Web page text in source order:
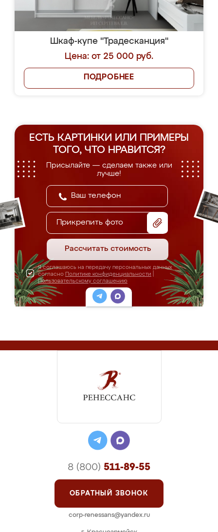
Шкаф-купе "Традесканция"
Цена: от 25 000 руб.
ПОДРОБНЕЕ
ЕСТЬ КАРТИНКИ ИЛИ ПРИМЕРЫ
ТОГО, ЧТО НРАВИТСЯ?
Присылайте — сделаем также или
лучше!
Прикрепить фото
Рассчитать стоимость
Я соглашаюсь на передачу персональных данных
согласно Политике конфиденциальности
Пользовательскому соглашению
8 (800) 511-89-55
ОБРАТНЫЙ ЗВОНОК
corp-renessans@yandex.ru